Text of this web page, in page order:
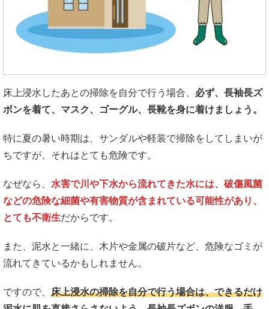
床上浸水したあとの掃除を自分で行う場合、 必ず、長袖長ズ
ボンを着て、マスク、ゴーグル、長靴を身に着けましょう。
特に夏の暑い時期は、サンダルや軽装で掃除をしてしまいが
ちですが、それはとても危険です。
なぜなら、 水害で川や下水から流れてきた水には、破傷風菌
などの危険な細菌や有害物質が含まれている可能性があり、
とても不衛生だからです。
また、泥水と一緒に、木片や金属の破片など、危険なゴミが
流れてきているかもしれません。
ですので、 床上浸水の掃除を自分で行う場合は、できるだけ